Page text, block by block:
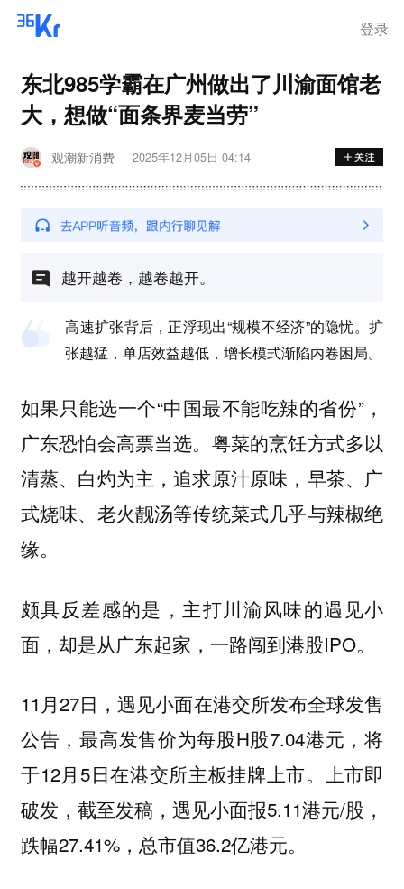
登录
东北985学霸在广州做出了川渝面馆老
大，想做“面条界麦当劳”
观潮新消费 2025年12月05日 04:14
越开越卷，越卷越开。
高速扩张背后，正浮现出“规模不经济”的隐忧。扩
张越猛，单店效益越低，增长模式渐陷内卷困局。
如果只能选一个“中国最不能吃辣的省份”，
广东恐怕会高票当选。粤菜的烹饪方式多以
清蒸、白灼为主，追求原汁原味，早茶、广
式烧味、老火靓汤等传统菜式几乎与辣椒绝
缘。
颇具反差感的是，主打川渝风味的遇见小
面，却是从广东起家，一路闯到港股IPO。
11月27日，遇见小面在港交所发布全球发售
公告，最高发售价为每股H股7.04港元，将
于12月5日在港交所主板挂牌上市。上市即
破发，截至发稿，遇见小面报5.11港元/股，
跌幅27.41%，总市值36.2亿港元。